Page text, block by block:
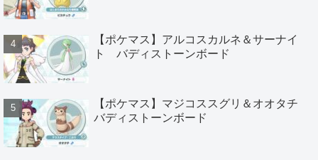
【ポケマス】アルコスカルネ＆サーナイ
ト バディストーンボード
【ポケマス】マジコススグリ＆オオタチ
バディストーンボード